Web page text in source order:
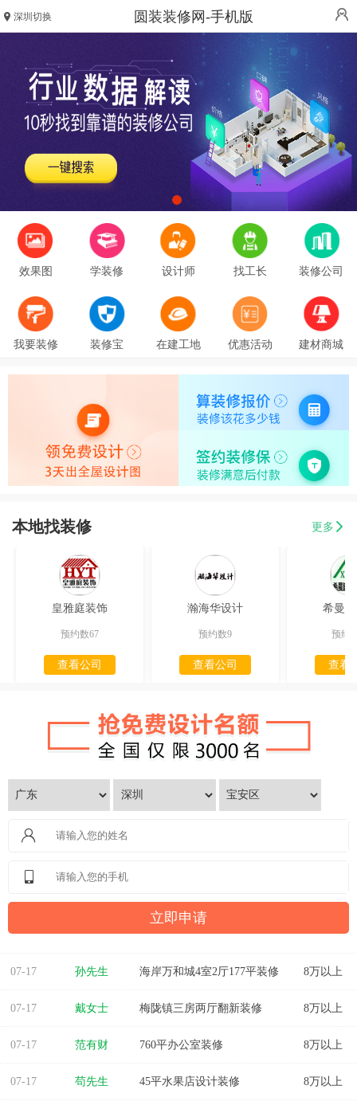
深圳切换 圆装装修网-手机版
效果图 学装修 设计师 找工长 装修公司
我要装修 装修宝 在建工地 优惠活动 建材商城
本地找装修 更多
皇雅庭装饰
预约数67
查看公司
瀚海华设计
预约数9
查看公司
希曼
预约
查看
金源华庭3室2厅1卫
07-17 孙先生 海岸万和城4室2厅177平装修 8万以上
07-17 戴女士 梅陇镇三房两厅翻新装修 8万以上
07-17 范有财 760平办公室装修 8万以上
07-17 苟先生 45平水果店设计装修 8万以上